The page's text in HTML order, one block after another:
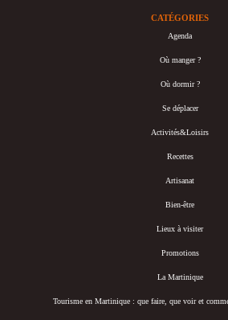
CATÉGORIES
Agenda
Où manger ?
Où dormir ?
Se déplacer
Activités&Loisirs
Recettes
Artisanat
Bien-être
Lieux à visiter
Promotions
La Martinique
Tourisme en Martinique : que faire, que voir et